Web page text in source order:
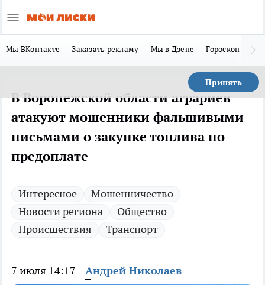
Мы ВКонтакте Заказать рекламу Мы в Дзене Гороскоп
Принять
В Воронежской области аграриев
атакуют мошенники фальшивыми
письмами о закупке топлива по
предоплате
Интересное
Мошенничество
Новости региона
Общество
Происшествия
Транспорт
7 июля 14:17 Андрей Николаев